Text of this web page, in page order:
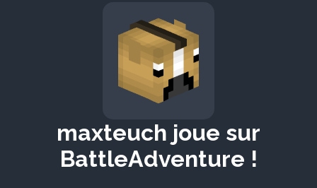
maxteuch joue sur
BattleAdventure !